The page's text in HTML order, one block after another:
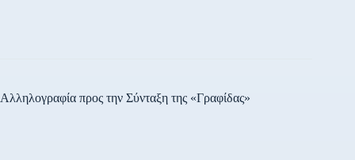
Αλληλογραφία προς την Σύνταξη της «Γραφίδας»